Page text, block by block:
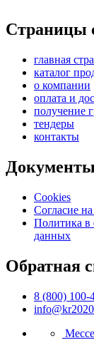
Страницы
главная
каталог
о компании
оплата и
получение
тендеры
контакты
Документы
Cookies
Согласие
Политика в
данных
Обратная
8 (800) 100-